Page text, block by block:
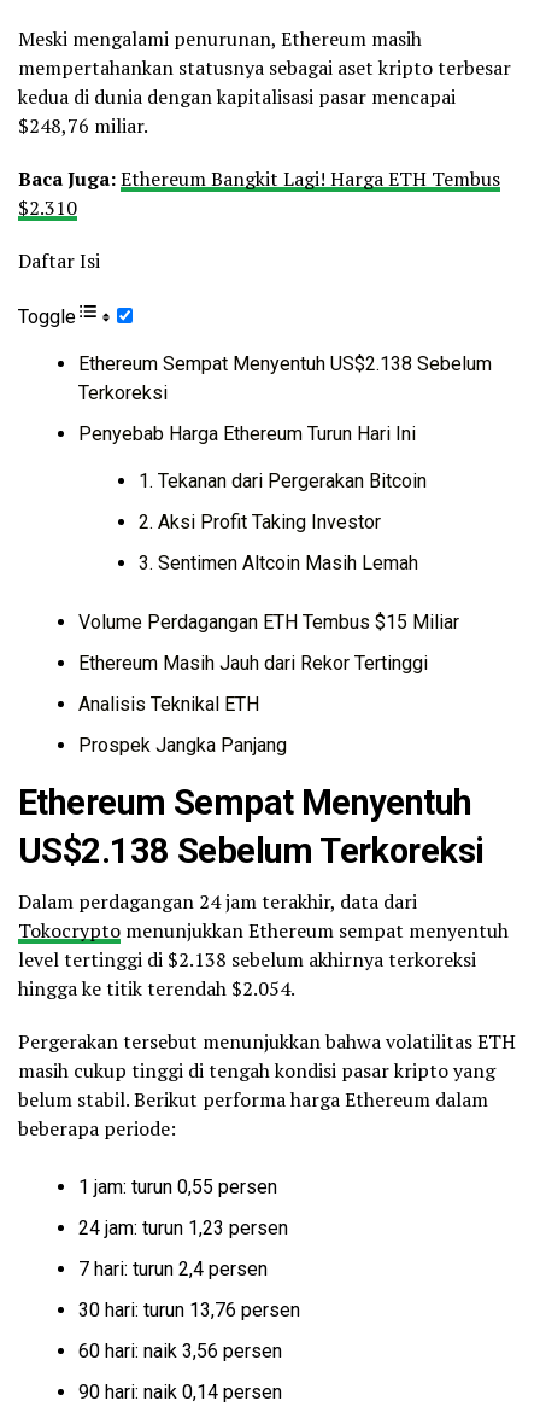
Meski mengalami penurunan, Ethereum masih
mempertahankan statusnya sebagai aset kripto terbesar
kedua di dunia dengan kapitalisasi pasar mencapai
$248,76 miliar.
Baca Juga:Ethereum Bangkit Lagi! Harga ETH Tembus
$2.310
Daftar Isi
Toggle
Ethereum Sempat Menyentuh US$2.138 Sebelum
Terkoreksi
Penyebab Harga Ethereum Turun Hari Ini
1. Tekanan dari Pergerakan Bitcoin
2. Aksi Profit Taking Investor
3. Sentimen Altcoin Masih Lemah
Volume Perdagangan ETH Tembus $15 Miliar
Ethereum Masih Jauh dari Rekor Tertinggi
Analisis Teknikal ETH
Prospek Jangka Panjang
Ethereum Sempat Menyentuh
US$2.138 Sebelum Terkoreksi
Dalam perdagangan 24 jam terakhir, data dari
Tokocrypto menunjukkan Ethereum sempat menyentuh
level tertinggi di $2.138 sebelum akhirnya terkoreksi
hingga ke titik terendah $2.054.
Pergerakan tersebut menunjukkan bahwa volatilitas ETH
masih cukup tinggi di tengah kondisi pasar kripto yang
belum stabil. Berikut performa harga Ethereum dalam
beberapa periode:
1 jam: turun 0,55 persen
24 jam: turun 1,23 persen
7 hari: turun 2,4 persen
30 hari: turun 13,76 persen
60 hari: naik 3,56 persen
90 hari: naik 0,14 persen